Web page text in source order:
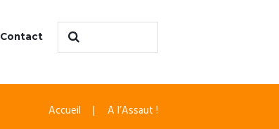
Contact
Accueil A l’Assaut !